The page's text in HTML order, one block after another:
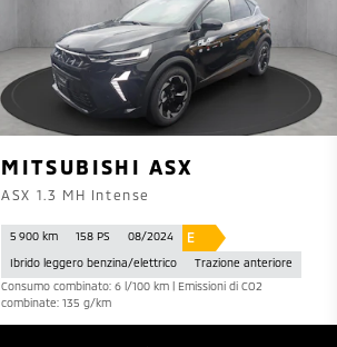
MITSUBISHI ASX
ASX 1.3 MH Intense
5 900 km 158 PS 08/2024 E
Ibrido leggero benzina/elettrico
Trazione anteriore
Consumo combinato: 6 l/100 km | Emissioni di CO2
combinate: 135 g/km